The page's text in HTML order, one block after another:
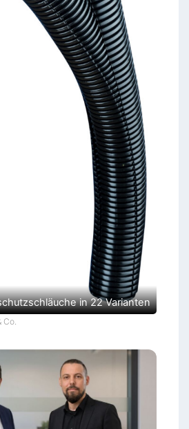
in 22 Varianten
Co.